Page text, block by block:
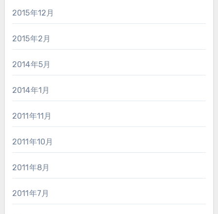
2015年12月
2015年2月
2014年5月
2014年1月
2011年11月
2011年10月
2011年8月
2011年7月